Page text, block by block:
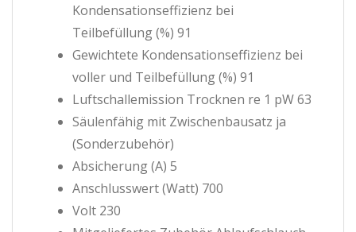
Kondensationseffizienz bei
Teilbefüllung (%) 91
Gewichtete Kondensationseffizienz bei
voller und Teilbefüllung (%) 91
Luftschallemission Trocknen re 1 pW 63
Säulenfähig mit Zwischenbausatz ja
(Sonderzubehör)
Absicherung (A) 5
Anschlusswert (Watt) 700
Volt 230